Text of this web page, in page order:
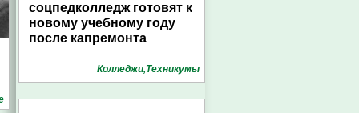
соцпедколледж готовят к
новому учебному году
после капремонта
Колледжи,Техникумы